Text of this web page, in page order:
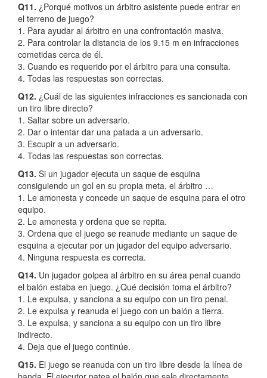
Q11. ¿Porqué motivos un árbitro asistente puede entrar en
el terreno de juego?
1. Para ayudar al árbitro en una confrontación masiva.
2. Para controlar la distancia de los 9.15 m en infracciones
cometidas cerca de él.
3. Cuando es requerido por el árbitro para una consulta.
4. Todas las respuestas son correctas.
Q12. ¿Cuál de las siguientes infracciones es sancionada con
un tiro libre directo?
1. Saltar sobre un adversario.
2. Dar o intentar dar una patada a un adversario.
3. Escupir a un adversario.
4. Todas las respuestas son correctas.
Q13. Si un jugador ejecuta un saque de esquina
consiguiendo un gol en su propia meta, el árbitro …
1. Le amonesta y concede un saque de esquina para el otro
equipo.
2. Le amonesta y ordena que se repita.
3. Ordena que el juego se reanude mediante un saque de
esquina a ejecutar por un jugador del equipo adversario.
4. Ninguna respuesta es correcta.
Q14. Un jugador golpea al árbitro en su área penal cuando
el balón estaba en juego. ¿Qué decisión toma el árbitro?
1. Le expulsa, y sanciona a su equipo con un tiro penal.
2. Le expulsa y reanuda el juego con un balón a tierra.
3. Le expulsa, y sanciona a su equipo con un tiro libre
indirecto.
4. Deja que el juego continúe.
Q15. El juego se reanuda con un tiro libre desde la línea de